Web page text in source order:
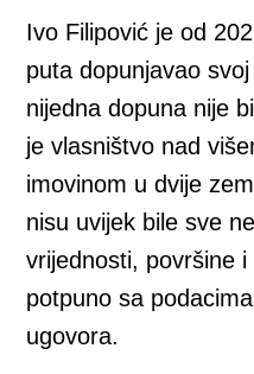
Ivo Filipović je od
puta dopunjavao
nijedna dopuna nije
je vlasništvo nad
imovinom u dvije
nisu uvijek bile sve
vrijednosti, površine
potpuno sa
ugovora.